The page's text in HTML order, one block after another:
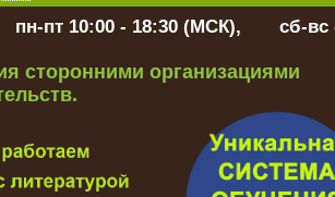
пн-пт 10:00 - 18:30 (МСК), сб-вс
сторонними организациями